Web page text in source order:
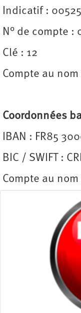
Indicatif : 00525
N° de compte :
Clé : 12
Compte au nom
Coordonnées
IBAN : FR85
BIC / SWIFT :
Compte au nom